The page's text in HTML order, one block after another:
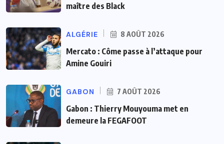
maître des Black
ALGÉRIE 8 AOÛT 2026
Mercato : Côme passe à l’attaque pour
Amine Gouiri
GABON 7 AOÛT 2026
Gabon : Thierry Mouyouma met en
demeure la FEGAFOOT